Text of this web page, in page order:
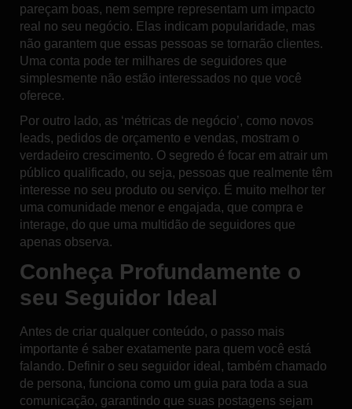
pareçam boas, nem sempre representam um impacto
real no seu negócio. Elas indicam popularidade, mas
não garantem que essas pessoas se tornarão clientes.
Uma conta pode ter milhares de seguidores que
simplesmente não estão interessados no que você
oferece.
Por outro lado, as ‘métricas de negócio’, como novos
leads, pedidos de orçamento e vendas, mostram o
verdadeiro crescimento. O segredo é focar em atrair um
público qualificado, ou seja, pessoas que realmente têm
interesse no seu produto ou serviço. É muito melhor ter
uma comunidade menor e engajada, que compra e
interage, do que uma multidão de seguidores que
apenas observa.
Conheça Profundamente o
seu Seguidor Ideal
Antes de criar qualquer conteúdo, o passo mais
importante é saber exatamente para quem você está
falando. Definir o seu seguidor ideal, também chamado
de persona, funciona como um guia para toda a sua
comunicação, garantindo que suas postagens sejam